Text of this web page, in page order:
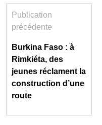
Publication
précédente
Burkina Faso : à
Rimkiéta, des
jeunes réclament la
construction d’une
route